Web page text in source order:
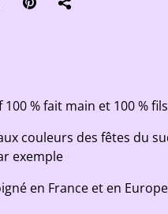
100 % fait main et 100 %
couleurs des fêtes du
exemple
en France et en